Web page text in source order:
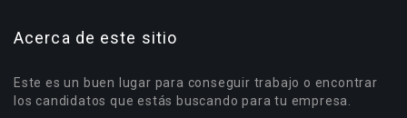
Acerca de este sitio
Este es un buen lugar para conseguir trabajo o encontrar
los candidatos que estás buscando para tu empresa.